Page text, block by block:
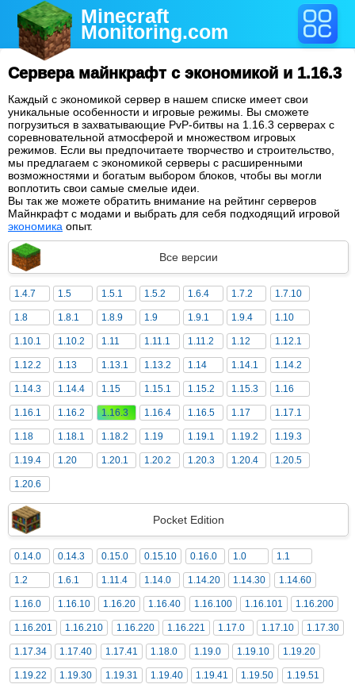
Minecraft
Monitoring.com
Сервера майнкрафт с экономикой и 1.16.3
Каждый с экономикой сервер в нашем списке имеет свои
уникальные особенности и игровые режимы. Вы сможете
погрузиться в захватывающие PvP-битвы на 1.16.3 серверах с
соревновательной атмосферой и множеством игровых
режимов. Если вы предпочитаете творчество и строительство,
мы предлагаем с экономикой серверы с расширенными
возможностями и богатым выбором блоков, чтобы вы могли
воплотить свои самые смелые идеи.
Вы так же можете обратить внимание на рейтинг серверов
Майнкрафт с модами и выбрать для себя подходящий игровой
экономика опыт.
Все версии
1.4.7 1.5 1.5.1 1.5.2 1.6.4 1.7.2 1.7.10
1.8 1.8.1 1.8.9 1.9 1.9.1 1.9.4 1.10
1.10.1 1.10.2 1.11 1.11.1 1.11.2 1.12 1.12.1
1.12.2 1.13 1.13.1 1.13.2 1.14 1.14.1 1.14.2
1.14.3 1.14.4 1.15 1.15.1 1.15.2 1.15.3 1.16
1.16.1 1.16.2 1.16.3 1.16.4 1.16.5 1.17 1.17.1
1.18 1.18.1 1.18.2 1.19 1.19.1 1.19.2 1.19.3
1.19.4 1.20 1.20.1 1.20.2 1.20.3 1.20.4 1.20.5
1.20.6
Pocket Edition
0.14.0 0.14.3 0.15.0 0.15.10 0.16.0 1.0 1.1
1.2 1.6.1 1.11.4 1.14.0 1.14.20 1.14.30 1.14.60
1.16.0 1.16.10 1.16.20 1.16.40 1.16.100 1.16.101 1.16.200
1.16.201 1.16.210 1.16.220 1.16.221 1.17.0 1.17.10 1.17.30
1.17.34 1.17.40 1.17.41 1.18.0 1.19.0 1.19.10 1.19.20
1.19.22 1.19.30 1.19.31 1.19.40 1.19.41 1.19.50 1.19.51